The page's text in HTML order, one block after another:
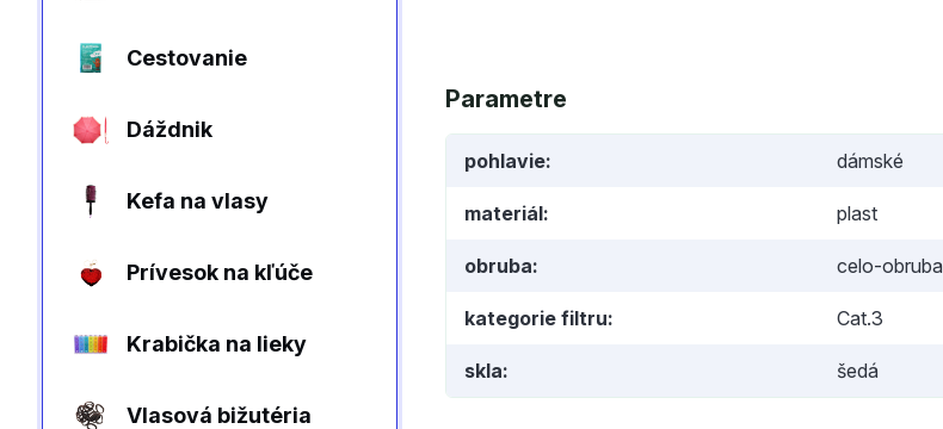
Cestovanie
Dáždnik
Kefa na vlasy
Prívesok na kľúče
Krabička na lieky
Vlasová bižutéria
Parametre
pohlavie dámské
materiál plast
obruba celo-obruba
kategorie filtru Cat.3
skla šedá